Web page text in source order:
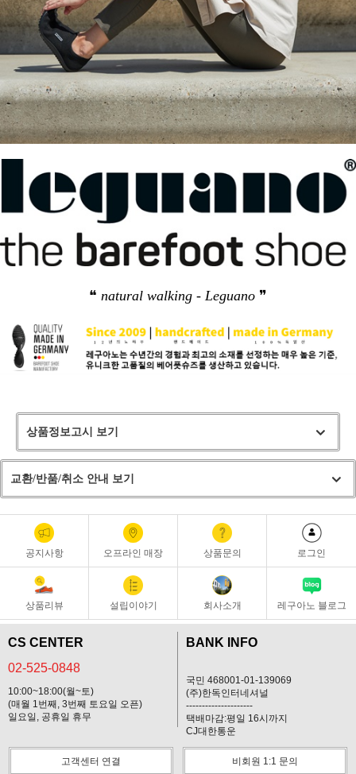
❝ natural walking - Leguano ❞
상품정보고시 보기
교환/반품/취소 안내 보기
공지사항 오프라인 매장 상품문의 로그인
상품리뷰 설립이야기 회사소개 레구아노 블로그
CS CENTER
02-525-0848
10:00~18:00(월~토)
(매월 1번째, 3번째 토요일 오픈)
일요일, 공휴일 휴무
BANK INFO
국민 468001-01-139069
(주)한독인터네셔널
---------------------
택배마감:평일 16시까지
CJ대한통운
고객센터 연결 비회원 1:1 문의